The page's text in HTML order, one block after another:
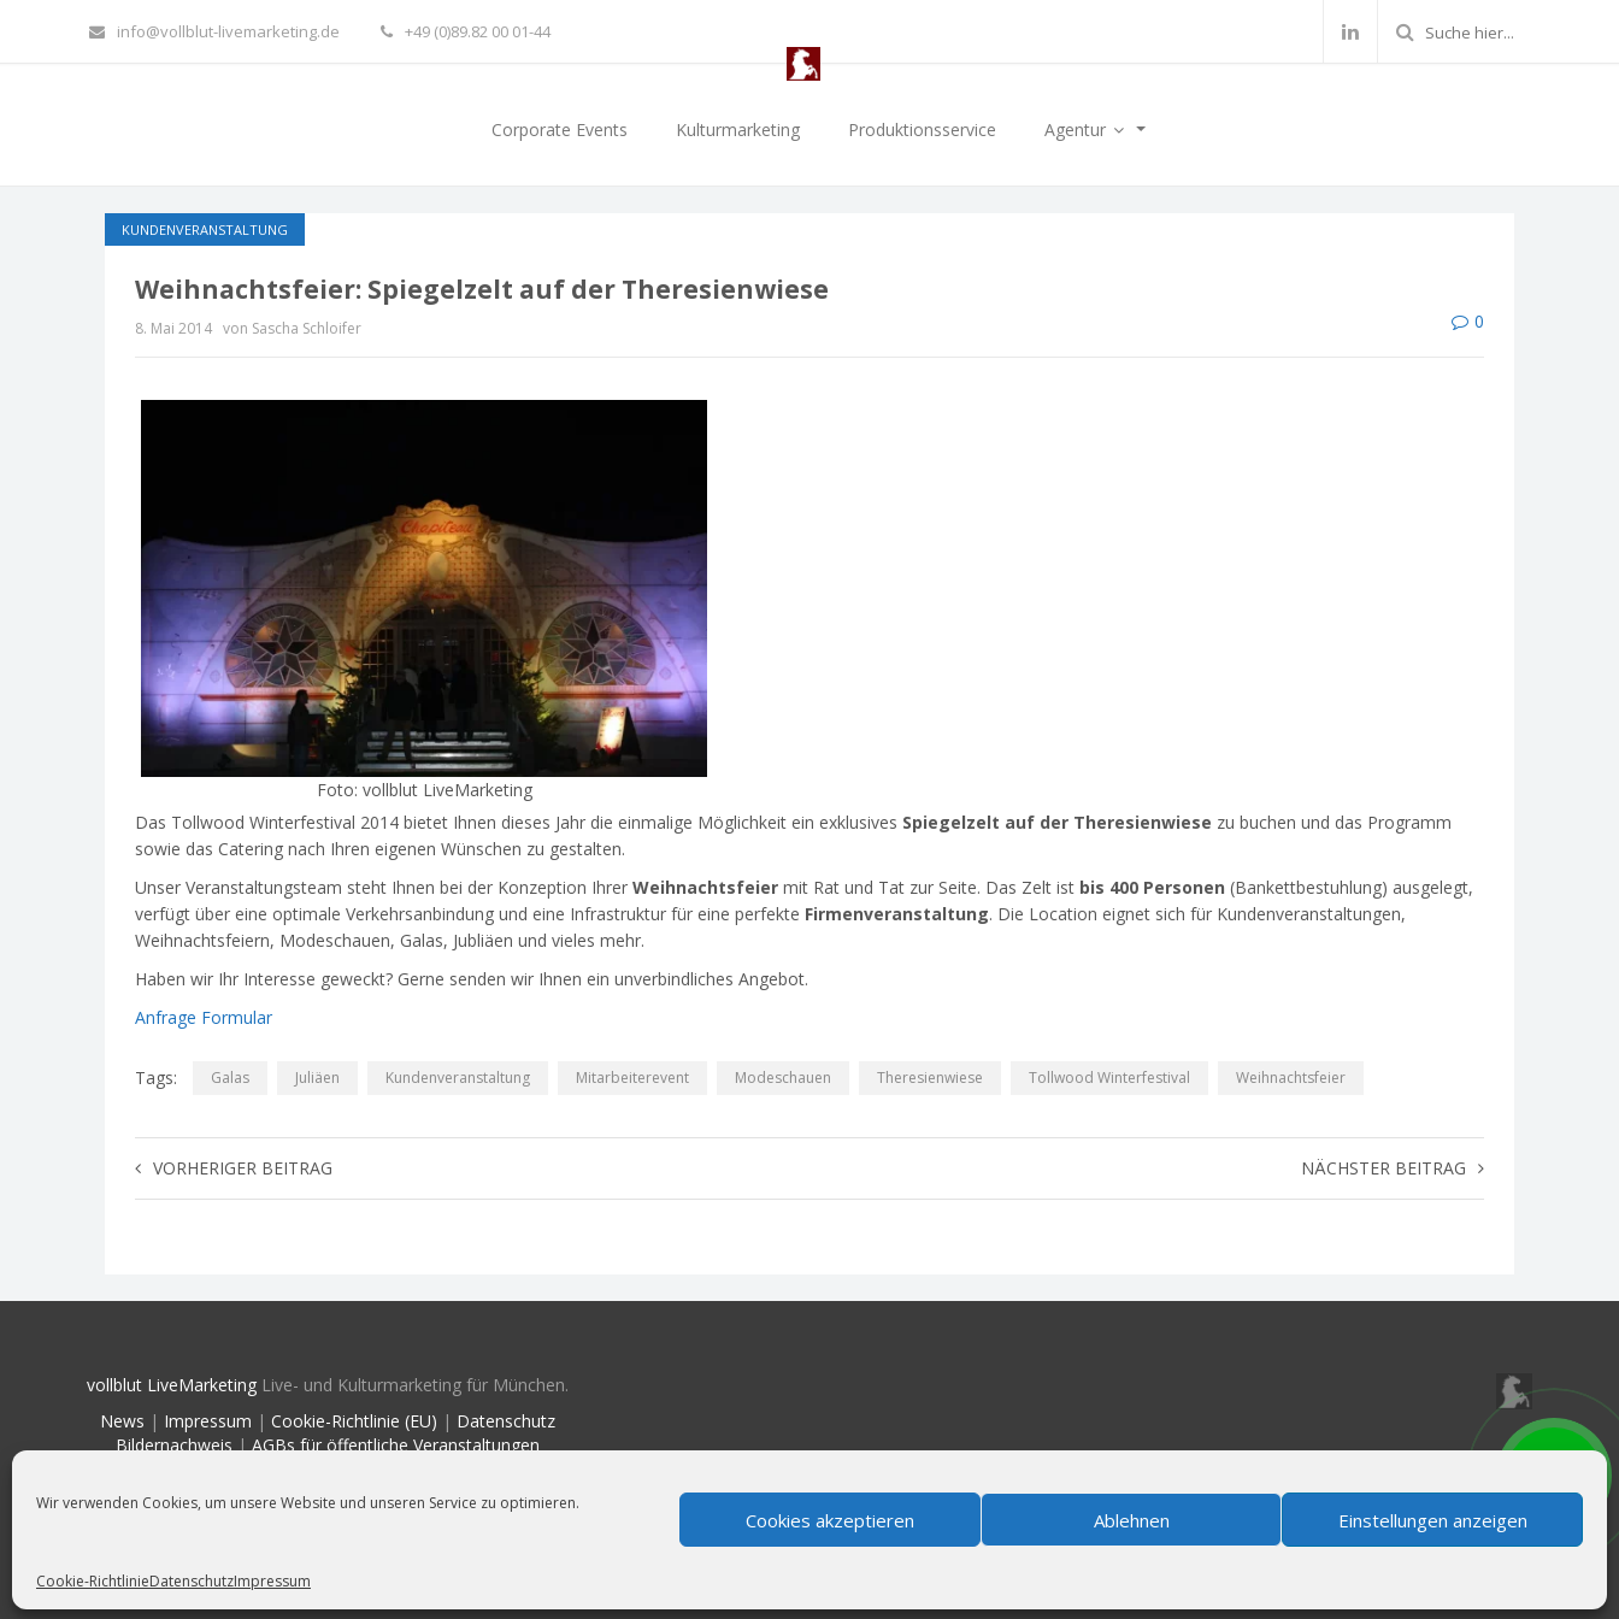
Wir verwenden Cookies, um unsere Website und unseren Service zu optimieren.
Cookies akzeptieren Ablehnen Einstellungen anzeigen
Cookie-RichtlinieDatenschutzImpressum
info@vollblut-livemarketing.de +49 (0)89.82 00 01-44
Corporate Events Kulturmarketing Produktionsservice Agentur
KUNDENVERANSTALTUNG
Weihnachtsfeier: Spiegelzelt auf der Theresienwiese
8. Mai 2014 von Sascha Schloifer 0
Foto: vollblut LiveMarketing
Das Tollwood Winterfestival 2014 bietet Ihnen dieses Jahr die einmalige Möglichkeit ein exklusives Spiegelzelt auf der Theresienwiese zu buchen und das Programm
sowie das Catering nach Ihren eigenen Wünschen zu gestalten.
Unser Veranstaltungsteam steht Ihnen bei der Konzeption Ihrer Weihnachtsfeier mit Rat und Tat zur Seite. Das Zelt ist bis 400 Personen (Bankettbestuhlung) ausgelegt,
verfügt über eine optimale Verkehrsanbindung und eine Infrastruktur für eine perfekte Firmenveranstaltung. Die Location eignet sich für Kundenveranstaltungen,
Weihnachtsfeiern, Modeschauen, Galas, Jubliäen und vieles mehr.
Haben wir Ihr Interesse geweckt? Gerne senden wir Ihnen ein unverbindliches Angebot.
Anfrage Formular
Tags: Galas Juliäen Kundenveranstaltung Mitarbeiterevent Modeschauen Theresienwiese Tollwood Winterfestival Weihnachtsfeier
VORHERIGER BEITRAG NÄCHSTER BEITRAG
vollblut LiveMarketing Live- und Kulturmarketing für München.
News | Impressum | Cookie-Richtlinie (EU) | Datenschutz
Bildernachweis|AGBs für öffentliche Veranstaltungen